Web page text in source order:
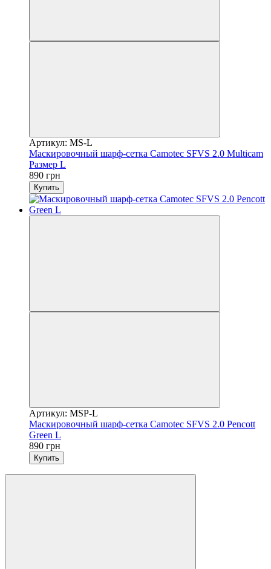
Артикул: MS-L
Маскировочный шарф-сетка Camotec SFVS 2.0 Multicam
Размер L
890 грн
Купить
Артикул: MSP-L
Маскировочный шарф-сетка Camotec SFVS 2.0 Pencott
Green L
890 грн
Купить